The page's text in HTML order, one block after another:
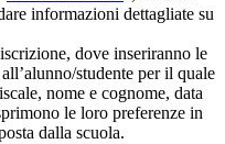
informazioni dettagliate su
dove inseriranno le
studente per il quale
nome e cognome, data
le loro preferenze in
dalla scuola.